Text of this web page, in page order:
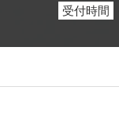
受付時間